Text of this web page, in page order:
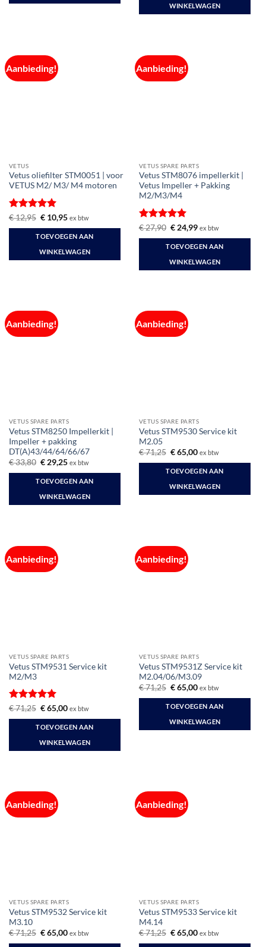
WINKELWAGEN
Aanbieding!
VETUS
Vetus oliefilter STM0051 | voor
VETUS M2/ M3/ M4 motoren
Gewaardeerd
5uit 5
€12,95 Oorspronkelijke
was:
€ 12,95.
€10,95Huidige
is:
€ 10,95.
ex btw
TOEVOEGEN AAN
WINKELWAGEN
Aanbieding!
VETUS SPARE PARTS
Vetus STM8076 impellerkit |
Vetus Impeller + Pakking
M2/M3/M4
Gewaardeerd
5uit 5
€27,90 Oorspronkelijke
was:
€ 27,90.
€24,99Huidige
is:
€ 24,99.
ex btw
TOEVOEGEN AAN
WINKELWAGEN
Aanbieding!
VETUS SPARE PARTS
Vetus STM8250 Impellerkit |
Impeller + pakking
DT(A)43/44/64/66/67
€33,80 Oorspronkelijke
was:
€ 33,80.
€29,25Huidige
is:
€ 29,25.
ex btw
TOEVOEGEN AAN
WINKELWAGEN
Aanbieding!
VETUS SPARE PARTS
Vetus STM9530 Service kit
M2.05
€71,25 Oorspronkelijke
was:
€ 71,25.
€65,00Huidige
is:
€ 65,00.
ex btw
TOEVOEGEN AAN
WINKELWAGEN
Aanbieding!
VETUS SPARE PARTS
Vetus STM9531 Service kit
M2/M3
Gewaardeerd
5uit 5
€71,25 Oorspronkelijke
was:
€ 71,25.
€65,00Huidige
is:
€ 65,00.
ex btw
TOEVOEGEN AAN
WINKELWAGEN
Aanbieding!
VETUS SPARE PARTS
Vetus STM9531Z Service kit
M2.04/06/M3.09
€71,25 Oorspronkelijke
was:
€ 71,25.
€65,00Huidige
is:
€ 65,00.
ex btw
TOEVOEGEN AAN
WINKELWAGEN
Aanbieding!
VETUS SPARE PARTS
Vetus STM9532 Service kit
M3.10
€71,25 Oorspronkelijke
€65,00Huidige
ex btw
Aanbieding!
VETUS SPARE PARTS
Vetus STM9533 Service kit
M4.14
€71,25 Oorspronkelijke
€65,00Huidige
ex btw